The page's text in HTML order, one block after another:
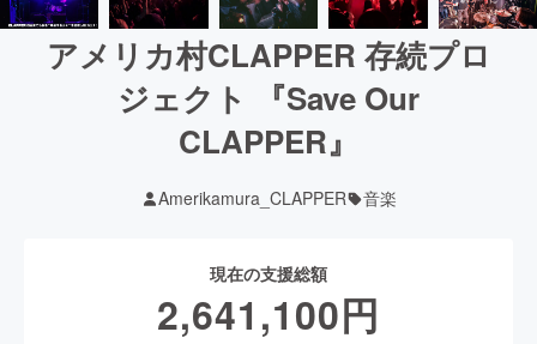
アメリカ村CLAPPER 存続プロ
ジェクト 『Save Our
CLAPPER』
Amerikamura_CLAPPER 音楽
現在の支援総額
2,641,100円